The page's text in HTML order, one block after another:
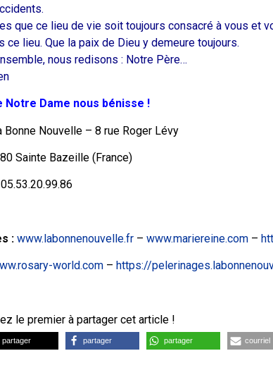
que ce lieu de vie soit toujours consacré à vous et
ce lieu. Que la paix de Dieu y demeure toujours.
nous redisons : Notre Père…
Notre Dame nous bénisse !
Bonne Nouvelle – 8 rue Roger Lévy
Sainte Bazeille (France)
: www.labonnenouvelle.fr– www.mariereine.com–
world.com– https://
le premier à partager cet article !
partager partager partager courriel